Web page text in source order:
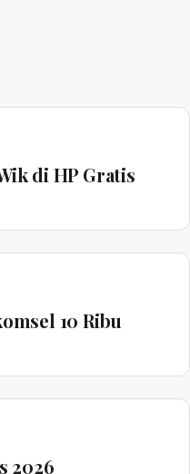
di HP Gratis
10 Ribu
2026